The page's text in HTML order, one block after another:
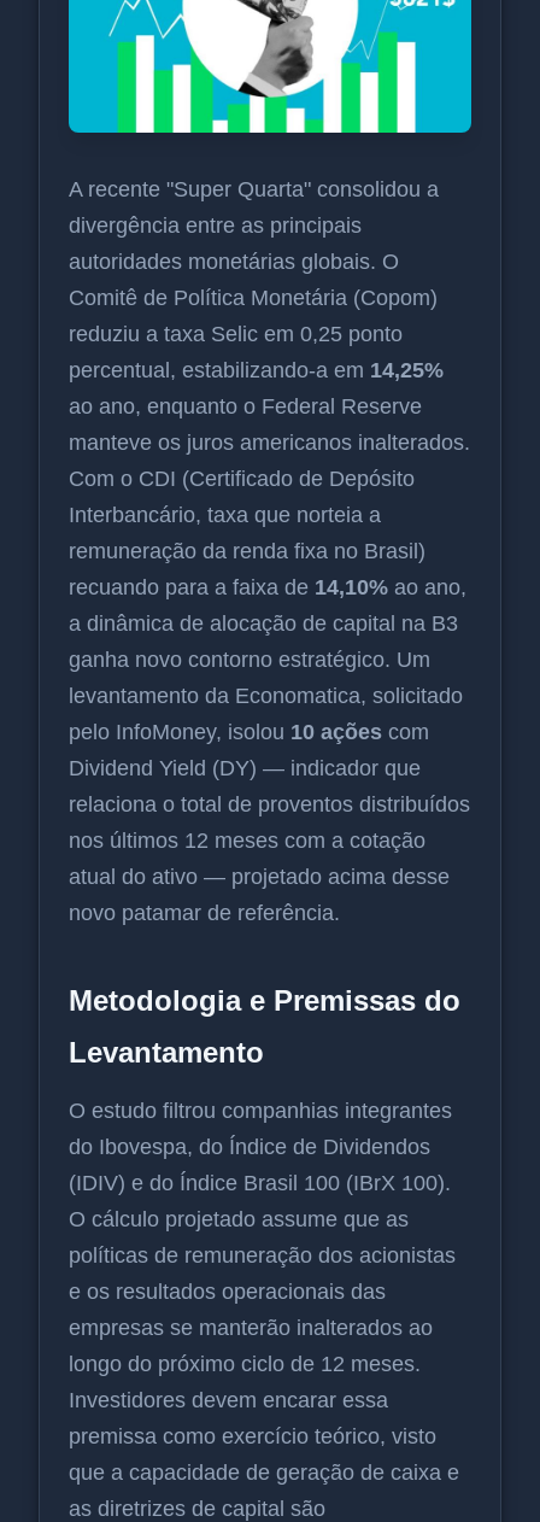
A recente "Super Quarta" consolidou a
divergência entre as principais
autoridades monetárias globais. O
Comitê de Política Monetária (Copom)
reduziu a taxa Selic em 0,25 ponto
percentual, estabilizando-a em 14,25%
ao ano, enquanto o Federal Reserve
manteve os juros americanos inalterados.
Com o CDI (Certificado de Depósito
Interbancário, taxa que norteia a
remuneração da renda fixa no Brasil)
recuando para a faixa de 14,10% ao ano,
a dinâmica de alocação de capital na B3
ganha novo contorno estratégico. Um
levantamento da Economatica, solicitado
pelo InfoMoney, isolou 10 ações com
Dividend Yield (DY) — indicador que
relaciona o total de proventos distribuídos
nos últimos 12 meses com a cotação
atual do ativo — projetado acima desse
novo patamar de referência.
Metodologia e Premissas do
Levantamento
O estudo filtrou companhias integrantes
do Ibovespa, do Índice de Dividendos
(IDIV) e do Índice Brasil 100 (IBrX 100).
O cálculo projetado assume que as
políticas de remuneração dos acionistas
e os resultados operacionais das
empresas se manterão inalterados ao
longo do próximo ciclo de 12 meses.
Investidores devem encarar essa
premissa como exercício teórico, visto
que a capacidade de geração de caixa e
as diretrizes de capital são